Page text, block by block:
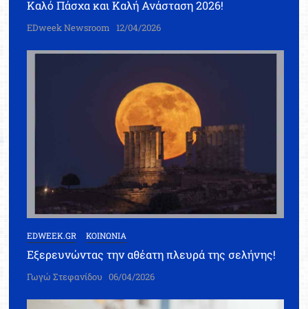
Καλό Πάσχα και Καλή Ανάσταση 2026!
EDweek Newsroom 12/04/2026
EDWEEK.GR ΚΟΙΝΩΝΙΑ
Εξερευνώντας την αθέατη πλευρά της σελήνης!
Γωγώ Στεφανίδου 06/04/2026